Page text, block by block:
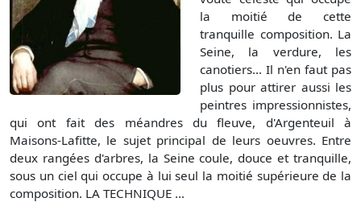
la moitié de cette
tranquille composition. La
Seine, la verdure, les
canotiers... Il n'en faut pas
plus pour attirer aussi les
peintres impressionnistes,
qui ont fait des méandres du fleuve, d'Argenteuil à
Maisons-Lafitte, le sujet principal de leurs oeuvres. Entre
deux rangées d'arbres, la Seine coule, douce et tranquille,
sous un ciel qui occupe à lui seul la moitié supérieure de la
composition. LA TECHNIQUE ...